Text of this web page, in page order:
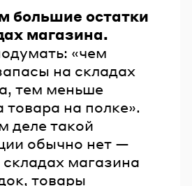
большие остатки
магазина.
«чем
на складах
тем меньше
товара на полке».
деле такой
обычно нет —
складах магазина
товары